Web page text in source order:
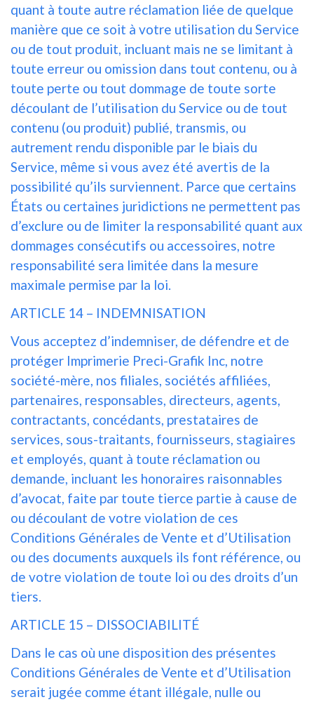
quant à toute autre réclamation liée de quelque
manière que ce soit à votre utilisation du Service
ou de tout produit, incluant mais ne se limitant à
toute erreur ou omission dans tout contenu, ou à
toute perte ou tout dommage de toute sorte
découlant de l’utilisation du Service ou de tout
contenu (ou produit) publié, transmis, ou
autrement rendu disponible par le biais du
Service, même si vous avez été avertis de la
possibilité qu’ils surviennent. Parce que certains
États ou certaines juridictions ne permettent pas
d’exclure ou de limiter la responsabilité quant aux
dommages consécutifs ou accessoires, notre
responsabilité sera limitée dans la mesure
maximale permise par la loi.
ARTICLE 14 – INDEMNISATION
Vous acceptez d’indemniser, de défendre et de
protéger Imprimerie Preci-Grafik Inc, notre
société-mère, nos filiales, sociétés affiliées,
partenaires, responsables, directeurs, agents,
contractants, concédants, prestataires de
services, sous-traitants, fournisseurs, stagiaires
et employés, quant à toute réclamation ou
demande, incluant les honoraires raisonnables
d’avocat, faite par toute tierce partie à cause de
ou découlant de votre violation de ces
Conditions Générales de Vente et d’Utilisation
ou des documents auxquels ils font référence, ou
de votre violation de toute loi ou des droits d’un
tiers.
ARTICLE 15 – DISSOCIABILITÉ
Dans le cas où une disposition des présentes
Conditions Générales de Vente et d’Utilisation
serait jugée comme étant illégale, nulle ou